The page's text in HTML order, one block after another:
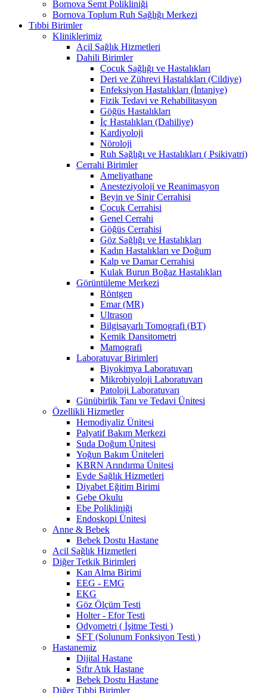
Bornova Semt Polikliniği
Bornova Toplum Ruh Sağlığı Merkezi
Tıbbi Birimler
Kliniklerimiz
Acil Sağlık Hizmetleri
Dahili Birimler
Çocuk Sağlığı ve Hastalıkları
Deri ve Zührevi Hastalıkları (Cildiye)
Enfeksiyon Hastalıkları (İntaniye)
Fizik Tedavi ve Rehabilitasyon
Göğüs Hastalıkları
İç Hastalıkları (Dahiliye)
Kardiyoloji
Nöroloji
Ruh Sağlığı ve Hastalıkları ( Psikiyatri)
Cerrahi Birimler
Ameliyathane
Anesteziyoloji ve Reanimasyon
Beyin ve Sinir Cerrahisi
Çocuk Cerrahisi
Genel Cerrahi
Göğüs Cerrahisi
Göz Sağlığı ve Hastalıkları
Kadın Hastalıkları ve Doğum
Kalp ve Damar Cerrahisi
Kulak Burun Boğaz Hastalıkları
Görüntüleme Merkezi
Röntgen
Emar (MR)
Ultrason
Bilgisayarlı Tomografi (BT)
Kemik Dansitometri
Mamografi
Laboratuvar Birimleri
Biyokimya Laboratuvarı
Mikrobiyoloji Laboratuvarı
Patoloji Laboratuvarı
Günübirlik Tanı ve Tedavi Ünitesi
Özellikli Hizmetler
Hemodiyaliz Ünitesi
Palyatif Bakım Merkezi
Suda Doğum Ünitesi
Yoğun Bakım Üniteleri
KBRN Arındırma Ünitesi
Evde Sağlık Hizmetleri
Diyabet Eğitim Birimi
Gebe Okulu
Ebe Polikliniği
Endoskopi Ünitesi
Anne & Bebek
Bebek Dostu Hastane
Acil Sağlık Hizmetleri
Diğer Tetkik Birimleri
Kan Alma Birimi
EEG - EMG
EKG
Göz Ölçüm Testi
Holter - Efor Testi
Odyometri ( İşitme Testi )
SFT (Solunum Fonksiyon Testi )
Hastanemiz
Dijital Hastane
Sıfır Atık Hastane
Bebek Dostu Hastane
Diğer Tıbbi Birimler